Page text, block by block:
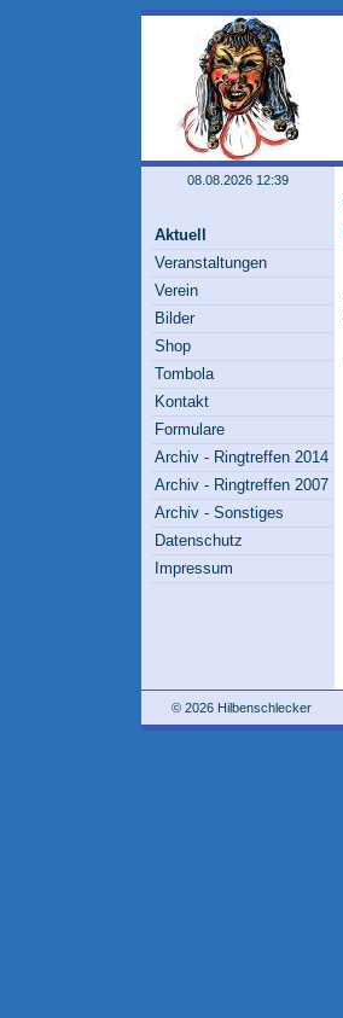
08.08.2026 12:39
Aktuell
Veranstaltungen
Verein
Bilder
Shop
Tombola
Kontakt
Formulare
Archiv - Ringtreffen 2014
Archiv - Ringtreffen 2007
Archiv - Sonstiges
Datenschutz
Impressum
© 2026 Hilbenschlecker